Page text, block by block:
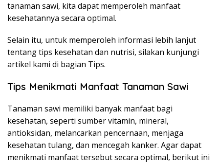
tanaman sawi, kita dapat memperoleh manfaat
kesehatannya secara optimal.
Selain itu, untuk memperoleh informasi lebih lanjut
tentang tips kesehatan dan nutrisi, silakan kunjungi
artikel kami di bagian Tips.
Tips Menikmati Manfaat Tanaman Sawi
Tanaman sawi memiliki banyak manfaat bagi
kesehatan, seperti sumber vitamin, mineral,
antioksidan, melancarkan pencernaan, menjaga
kesehatan tulang, dan mencegah kanker. Agar dapat
menikmati manfaat tersebut secara optimal, berikut ini